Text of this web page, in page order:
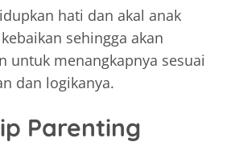
hati dan akal anak
sehingga akan
untuk menangkapnya sesuai
dan logikanya.
Parenting